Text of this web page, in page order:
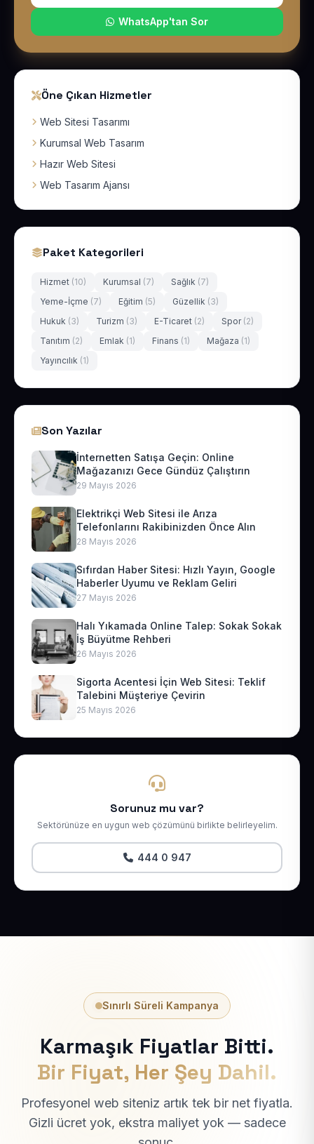
WhatsApp'tan Sor
Öne Çıkan Hizmetler
Web Sitesi Tasarımı
Kurumsal Web Tasarım
Hazır Web Sitesi
Web Tasarım Ajansı
Paket Kategorileri
Hizmet (10) Kurumsal (7) Sağlık (7)
Yeme-İçme (7) Eğitim (5) Güzellik (3)
Hukuk (3) Turizm (3) E-Ticaret (2) Spor (2)
Tanıtım (2) Emlak (1) Finans (1) Mağaza (1)
Yayıncılık (1)
Son Yazılar
İnternetten Satışa Geçin: Online
Mağazanızı Gece Gündüz Çalıştırın
29 Mayıs 2026
Elektrikçi Web Sitesi ile Arıza
Telefonlarını Rakibinizden Önce Alın
28 Mayıs 2026
Sıfırdan Haber Sitesi: Hızlı Yayın, Google
Haberler Uyumu ve Reklam Geliri
27 Mayıs 2026
Halı Yıkamada Online Talep: Sokak Sokak
İş Büyütme Rehberi
26 Mayıs 2026
Sigorta Acentesi İçin Web Sitesi: Teklif
Talebini Müşteriye Çevirin
25 Mayıs 2026
Sorunuz mu var?
Sektörünüze en uygun web çözümünü birlikte belirleyelim.
444 0 947
Sınırlı Süreli Kampanya
Karmaşık Fiyatlar Bitti.
Bir Fiyat, Her Şey Dahil.
Profesyonel web siteniz artık tek bir net fiyatla.
Gizli ücret yok, ekstra maliyet yok — sadece